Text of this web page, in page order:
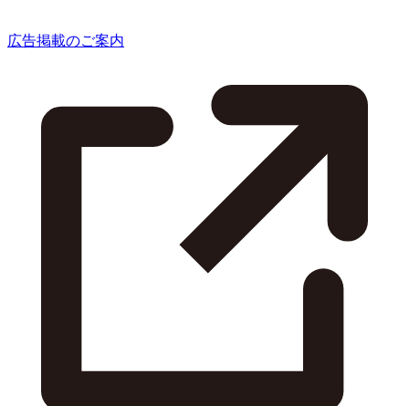
広告掲載のご案内